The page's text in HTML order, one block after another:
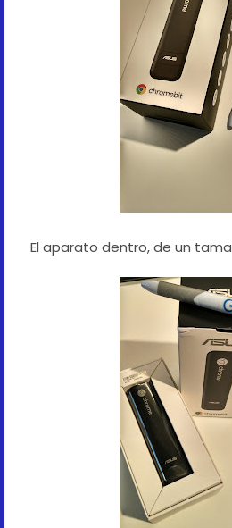
El aparato dentro, de un